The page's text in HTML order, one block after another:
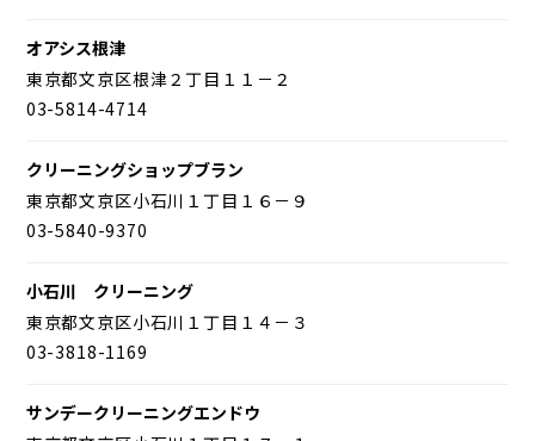
オアシス根津
東京都文京区根津２丁目１１－２
03-5814-4714
クリーニングショップブラン
東京都文京区小石川１丁目１６－９
03-5840-9370
小石川 クリーニング
東京都文京区小石川１丁目１４－３
03-3818-1169
サンデークリーニングエンドウ